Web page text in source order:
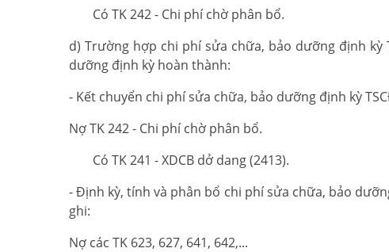
Có TK 242 - Chi phí chờ phân bổ.
d) Trường hợp chi phí sửa chữa, bảo dưỡng định kỳ
dưỡng định kỳ hoàn thành:
- Kết chuyển chi phí sửa chữa, bảo dưỡng định kỳ
Nợ TK 242 - Chi phí chờ phân bổ.
Có TK 241 - XDCB dở dang (2413).
- Định kỳ, tính và phân bổ chi phí sửa chữa, bảo
ghi:
Nợ các TK 623, 627, 641, 642,...